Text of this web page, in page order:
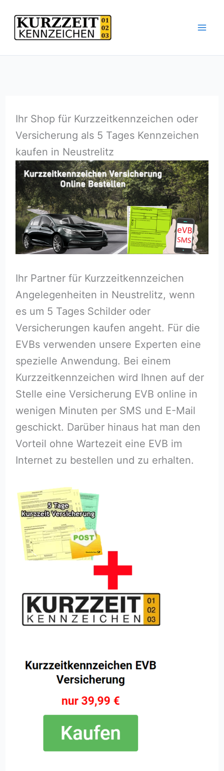
Inhalt
springen
Ihr Shop für Kurzzeitkennzeichen oder
Versicherung als 5 Tages Kennzeichen
kaufen in Neustrelitz
Ihr Partner für Kurzzeitkennzeichen
Angelegenheiten in Neustrelitz, wenn
es um 5 Tages Schilder oder
Versicherungen kaufen angeht. Für die
EVBs verwenden unsere Experten eine
spezielle Anwendung. Bei einem
Kurzzeitkennzeichen wird Ihnen auf der
Stelle eine Versicherung EVB online in
wenigen Minuten per SMS und E-Mail
geschickt. Darüber hinaus hat man den
Vorteil ohne Wartezeit eine EVB im
Internet zu bestellen und zu erhalten.